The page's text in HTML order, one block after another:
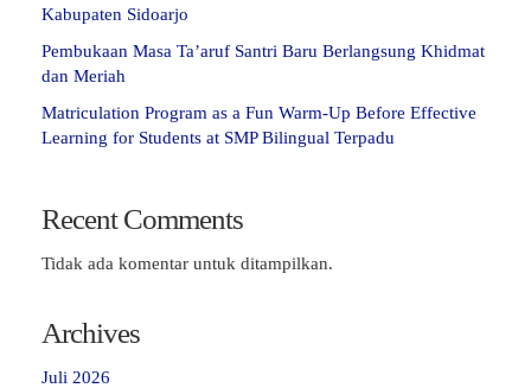
Kabupaten Sidoarjo
Pembukaan Masa Ta’aruf Santri Baru Berlangsung Khidmat
dan Meriah
Matriculation Program as a Fun Warm-Up Before Effective
Learning for Students at SMP Bilingual Terpadu
Recent Comments
Tidak ada komentar untuk ditampilkan.
Archives
Juli 2026